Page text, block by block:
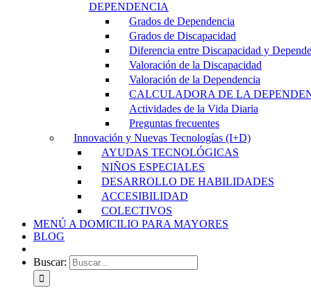
DEPENDENCIA
Grados de Dependencia
Grados de Discapacidad
Diferencia entre Discapacidad y
Valoración de la Discapacidad
Valoración de la Dependencia
CALCULADORA DE LA
Actividades de la Vida Diaria
Preguntas frecuentes
Innovación y Nuevas Tecnologías (I+D)
AYUDAS TECNOLÓGICAS
NIÑOS ESPECIALES
DESARROLLO DE HABILIDADES
ACCESIBILIDAD
COLECTIVOS
MENÚ A DOMICILIO PARA MAYORES
BLOG
Buscar: